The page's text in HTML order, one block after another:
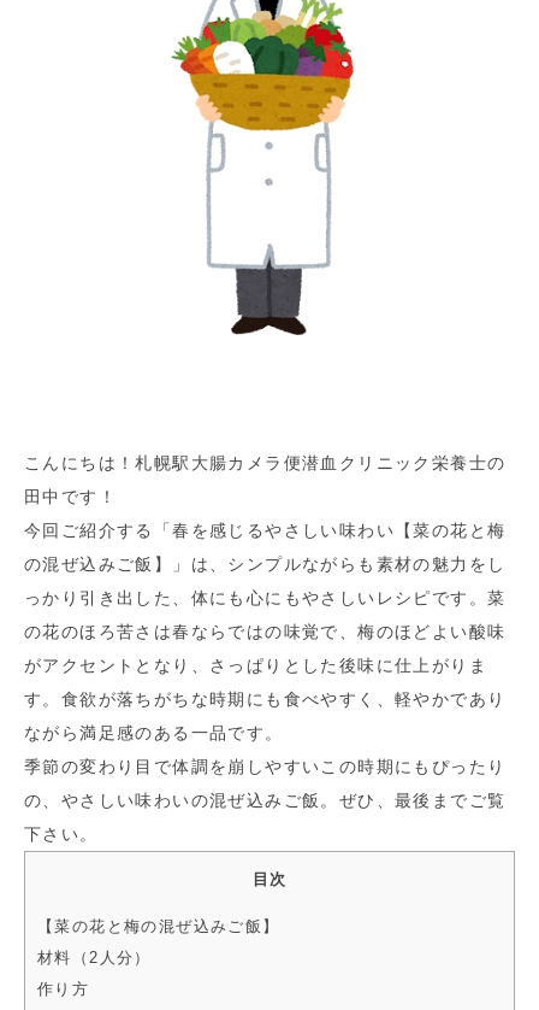
こんにちは！札幌駅大腸カメラ便潜血クリニック栄養士の
田中です！
今回ご紹介する「春を感じるやさしい味わい【菜の花と梅
の混ぜ込みご飯】」は、シンプルながらも素材の魅力をし
っかり引き出した、体にも心にもやさしいレシピです。菜
の花のほろ苦さは春ならではの味覚で、梅のほどよい酸味
がアクセントとなり、さっぱりとした後味に仕上がりま
す。食欲が落ちがちな時期にも食べやすく、軽やかであり
ながら満足感のある一品です。
季節の変わり目で体調を崩しやすいこの時期にもぴったり
の、やさしい味わいの混ぜ込みご飯。ぜひ、最後までご覧
下さい。
目次
【菜の花と梅の混ぜ込みご飯】
材料（2人分）
作り方